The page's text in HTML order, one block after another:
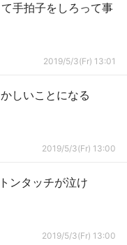
手拍子をしろって事
2019/5/3(Fr) 13:01
しいことになる
2019/5/3(Fr) 13:00
ンタッチが泣け
2019/5/3(Fr) 13:00